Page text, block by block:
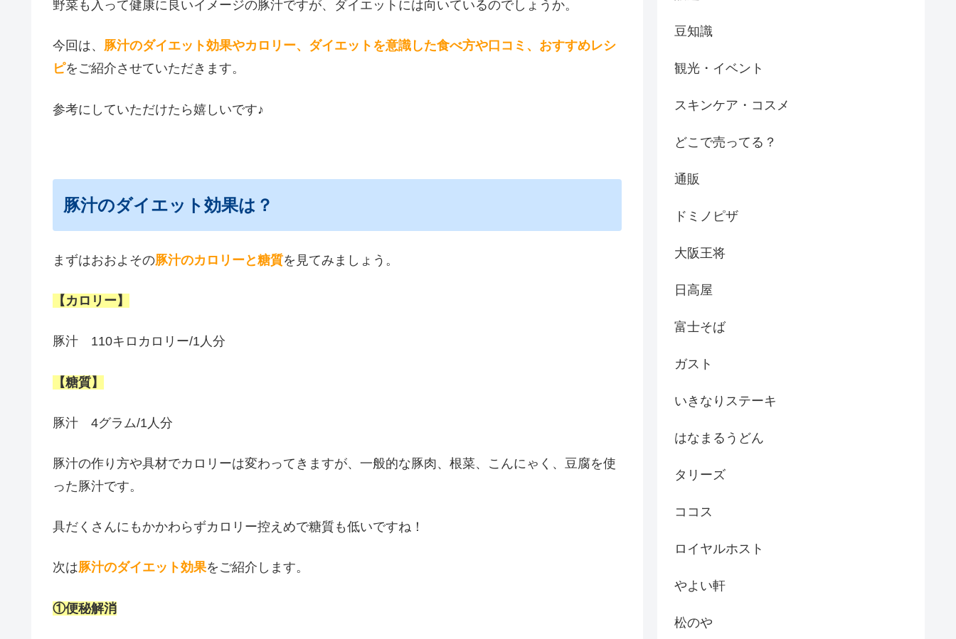
野菜も入って健康に良いイメージの豚汁ですが、ダイエットには向いているのでしょうか。
今回は、 豚汁のダイエット効果やカロリー、ダイエットを意識した食べ方や口コミ、おすすめレシ
ピをご紹介させていただきます。
参考にしていただけたら嬉しいです♪
豚汁のダイエット効果は？
まずはおおよその豚汁のカロリーと糖質を見てみましょう。
【カロリー】
豚汁 110キロカロリー/1人分
【糖質】
豚汁 4グラム/1人分
豚汁の作り方や具材でカロリーは変わってきますが、一般的な豚肉、根菜、こんにゃく、豆腐を使
った豚汁です。
具だくさんにもかかわらずカロリー控えめで糖質も低いですね！
次は豚汁のダイエット効果をご紹介します。
①便秘解消
豆知識
観光・イベント
スキンケア・コスメ
どこで売ってる？
通販
ドミノピザ
大阪王将
日高屋
富士そば
ガスト
いきなりステーキ
はなまるうどん
タリーズ
ココス
ロイヤルホスト
やよい軒
松のや